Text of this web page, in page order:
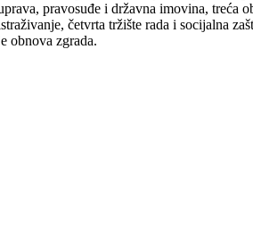
pravosuđe i državna imovina, treća
četvrta tržište rada i socijalna
obnova zgrada.